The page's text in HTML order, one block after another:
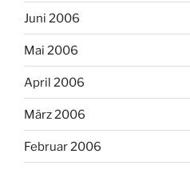
Juni 2006
Mai 2006
April 2006
März 2006
Februar 2006